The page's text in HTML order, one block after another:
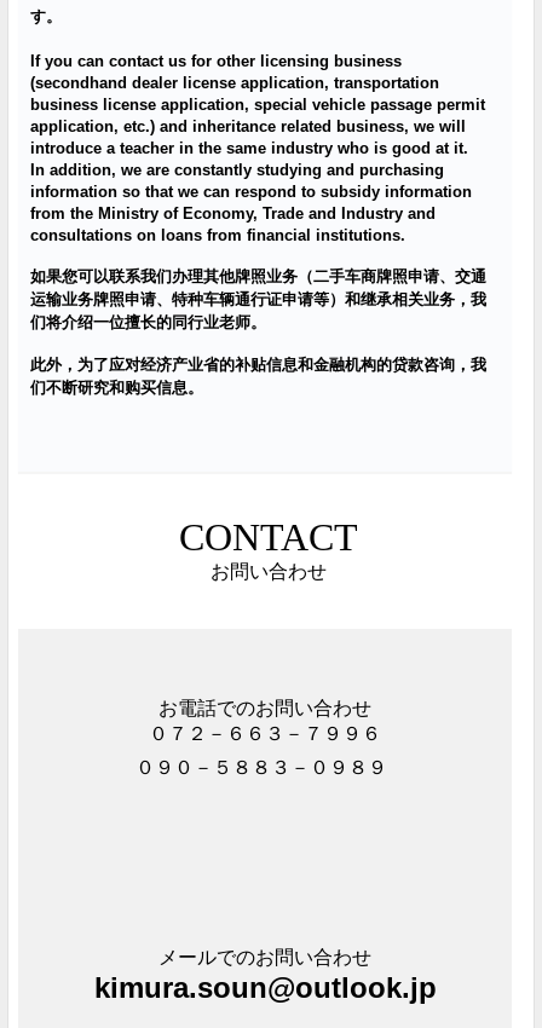
す。
If you can contact us for other licensing business
(secondhand dealer license application, transportation
business license application, special vehicle passage permit
application, etc.) and inheritance related business, we will
introduce a teacher in the same industry who is good at it.
In addition, we are constantly studying and purchasing
information so that we can respond to subsidy information
from the Ministry of Economy, Trade and Industry and
consultations on loans from financial institutions.
如果您可以联系我们办理其他牌照业务 （二手车商牌照申请、交通
运输业务牌照申请、特种车辆通行证申请等）和继承相关业务 ，我
们将介绍一位擅长的同行业老师。
此外， 为了应对经济产业省的补贴信息和金融机构的贷款咨询 ，我
们不断研究和购买信息。
CONTACT
お問い合わせ
お電話でのお問い合わせ
０７２－６６３－７９９６
０９０－５８８３－０９８９
メールでのお問い合わせ
kimura.soun@outlook.jp